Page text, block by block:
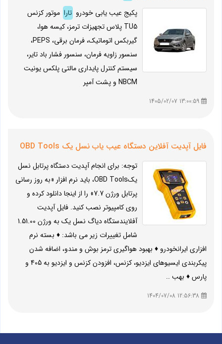
پکیج عیب یابی خودرو تارا موتور کزنس
TU5 پلاس تجهیزات ترمز، کیسه هوا،
گیربکس اتوماتیک، فرمان برقی، PEPS،
سنسور زاویه فرمان، سنسور فشار باد تایر،
سیستم کنترل پایداری مالتی پلکس یونیت
NBCM و پشت آمپر
فایل آپدیت آفلاین دستگاه عیب یاب نسل یک OBD Tools
توجه: برای انجام آپدیت دستگاه پرتابل نسل
یکOBD Tools، باید نرم افزار «به روز رسانی
پرتابل ورژن 7.7» را از اینجا دانلود کرده و
روی کامپیوتر نصب کنید. فایل آپدیت
آفلایندستگاه دیاگ نسل یک به ورژن 1.51.00
شامل تغییرات زیر می باشد: ♦ بسته نرم
افزاری ایرانخودرو ♦ بهبود هواگیری ترمز بوش و مندو، اضافه شدن
پیکربندی ایسیوهای ایزدیو، کزنس، افزودن کزنس و ایزدیو به 405 و
پارس ♦ بهب ..